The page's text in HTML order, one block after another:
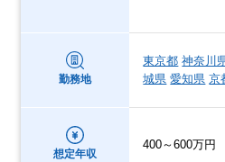
勤務地
東京都 神奈川
城県 愛知県 京
想定年収
400～600万円